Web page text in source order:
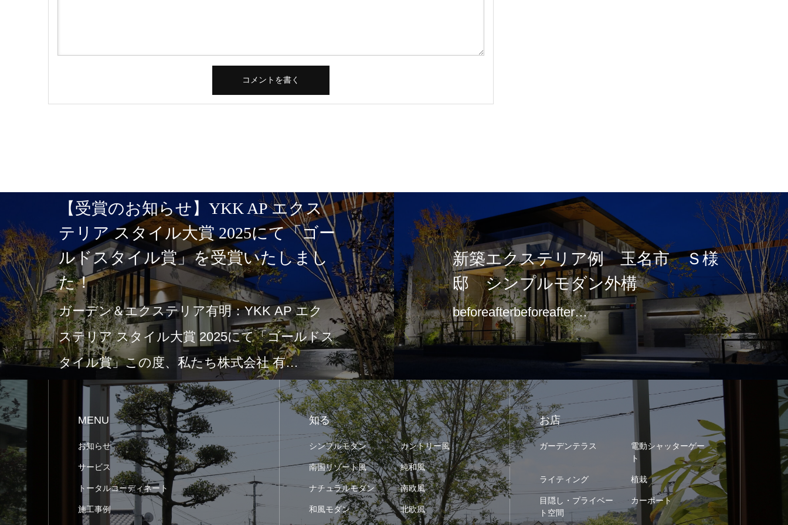
【受賞のお知らせ】YKK AP エクス
テリア スタイル大賞 2025にて「ゴー
ルドスタイル賞」を受賞いたしまし
た！
ガーデン＆エクステリア有明：YKK AP エク
ステリア スタイル大賞 2025にて「ゴールドス
タイル賞」この度、私たち株式会社 有…
新築エクステリア例 玉名市 Ｓ様
邸 シンプルモダン外構
beforeafterbeforeafter…
MENU
お知らせ
サービス
トータルコーディネート
施工事例
知る
シンプルモダン カントリー風
南国リゾート風 純和風
ナチュラルモダン 南欧風
和風モダン 北欧風
お店
ガーデンテラス
電動シャッターゲー
ト
ライティング 植栽
目隠し・プライベー
ト空間
カーポート